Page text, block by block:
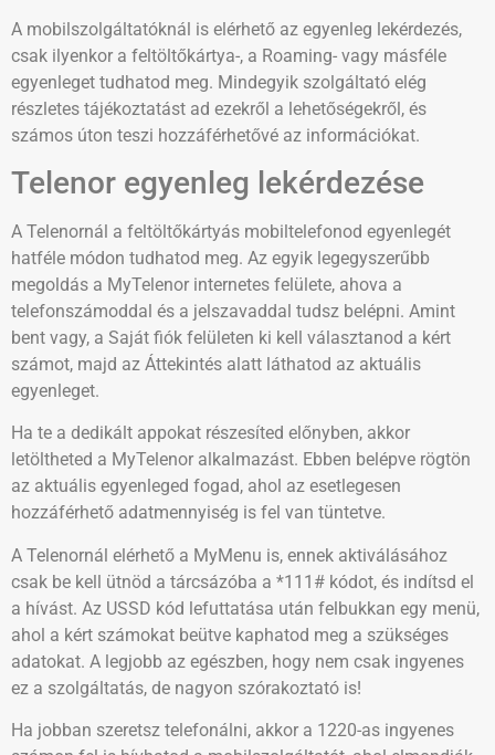
A mobilszolgáltatóknál is elérhető az egyenleg lekérdezés,
csak ilyenkor a feltöltőkártya-, a Roaming- vagy másféle
egyenleget tudhatod meg. Mindegyik szolgáltató elég
részletes tájékoztatást ad ezekről a lehetőségekről, és
számos úton teszi hozzáférhetővé az információkat.
Telenor egyenleg lekérdezése
A Telenornál a feltöltőkártyás mobiltelefonod egyenlegét
hatféle módon tudhatod meg. Az egyik legegyszerűbb
megoldás a MyTelenor internetes felülete, ahova a
telefonszámoddal és a jelszavaddal tudsz belépni. Amint
bent vagy, a Saját fiók felületen ki kell választanod a kért
számot, majd az Áttekintés alatt láthatod az aktuális
egyenleget.
Ha te a dedikált appokat részesíted előnyben, akkor
letöltheted a MyTelenor alkalmazást. Ebben belépve rögtön
az aktuális egyenleged fogad, ahol az esetlegesen
hozzáférhető adatmennyiség is fel van tüntetve.
A Telenornál elérhető a MyMenu is, ennek aktiválásához
csak be kell ütnöd a tárcsázóba a *111# kódot, és indítsd el
a hívást. Az USSD kód lefuttatása után felbukkan egy menü,
ahol a kért számokat beütve kaphatod meg a szükséges
adatokat. A legjobb az egészben, hogy nem csak ingyenes
ez a szolgáltatás, de nagyon szórakoztató is!
Ha jobban szeretsz telefonálni, akkor a 1220-as ingyenes